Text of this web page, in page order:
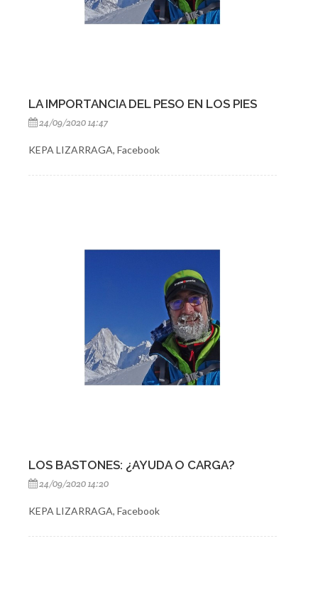
LA IMPORTANCIA DEL PESO EN LOS PIES
24/09/2020 14:47
KEPA LIZARRAGA, Facebook
LOS BASTONES: ¿AYUDA O CARGA?
24/09/2020 14:20
KEPA LIZARRAGA, Facebook